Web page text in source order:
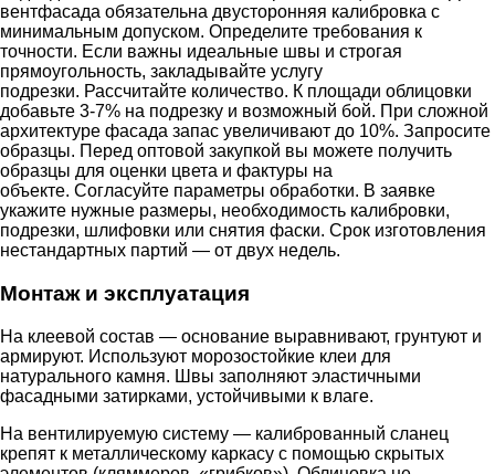
вентфасада обязательна двусторонняя калибровка с
минимальным допуском. Определите требования к
точности. Если важны идеальные швы и строгая
прямоугольность, закладывайте услугу
подрезки. Рассчитайте количество. К площади облицовки
добавьте 3-7% на подрезку и возможный бой. При сложной
архитектуре фасада запас увеличивают до 10%. Запросите
образцы. Перед оптовой закупкой вы можете получить
образцы для оценки цвета и фактуры на
объекте. Согласуйте параметры обработки. В заявке
укажите нужные размеры, необходимость калибровки,
подрезки, шлифовки или снятия фаски. Срок изготовления
нестандартных партий — от двух недель.
Монтаж и эксплуатация
На клеевой состав — основание выравнивают, грунтуют и
армируют. Используют морозостойкие клеи для
натурального камня. Швы заполняют эластичными
фасадными затирками, устойчивыми к влаге.
На вентилируемую систему — калиброванный сланец
крепят к металлическому каркасу с помощью скрытых